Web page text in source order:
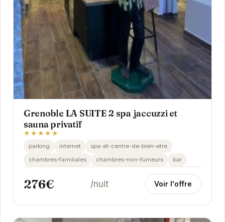
Grenoble LA SUITE 2 spa jaccuzzi et
sauna privatif
★★★★★
parking internet
spa-et-centre-de-bien-etre
chambres-familiales
chambres-non-fumeurs bar
276€ /nuit Voir l'offre